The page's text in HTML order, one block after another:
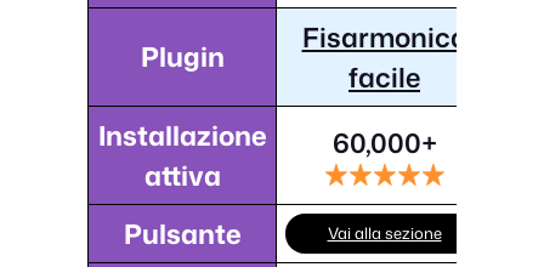
Plugin
Fisarmonica
facile
Installazione
attiva
60,000+
Pulsante Vai alla sezione